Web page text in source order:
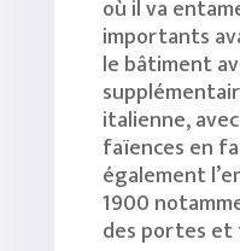
où il va
importants
le bâtiment
italienne,
faïences en
également
1900
des portes